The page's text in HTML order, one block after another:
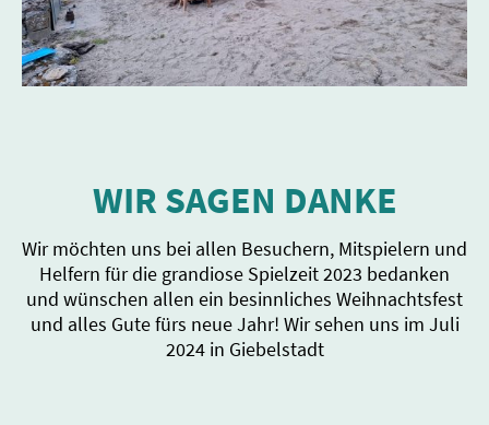
WIR SAGEN DANKE
Wir möchten uns bei allen Besuchern, Mitspielern und
Helfern für die grandiose Spielzeit 2023 bedanken
und wünschen allen ein besinnliches Weihnachtsfest
und alles Gute fürs neue Jahr! Wir sehen uns im Juli
2024 in Giebelstadt